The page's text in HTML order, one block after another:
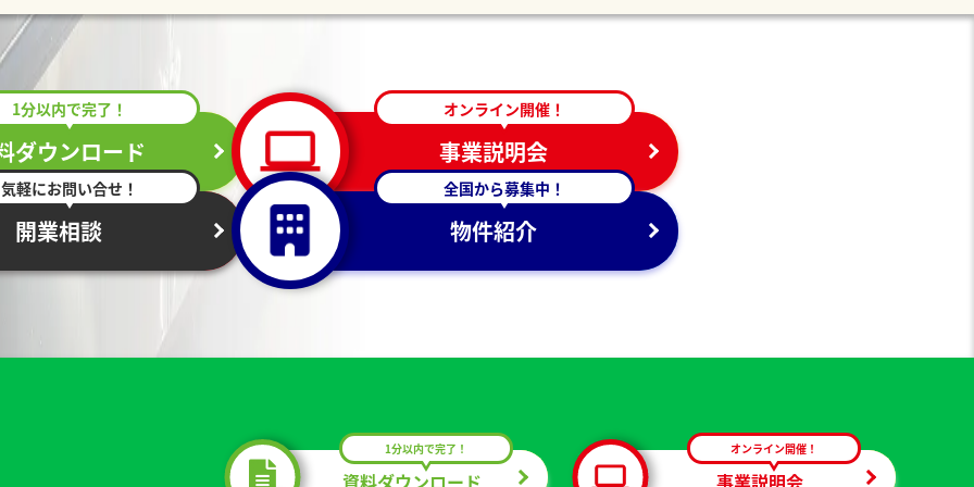
ダウンロード
1分以内で完了！
事業説明会
オンライン開催！
開業相談
気軽にお問い合せ！
物件紹介
全国から募集中！
資料ダウンロード
1分以内で完了！
事業説明会
オンライン開催！